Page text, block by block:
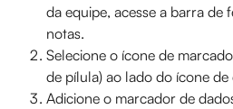
da equipe, acesse a barra de
notas.
Selecione o ícone de
de pílula) ao lado do ícone de
Adicione o marcador de